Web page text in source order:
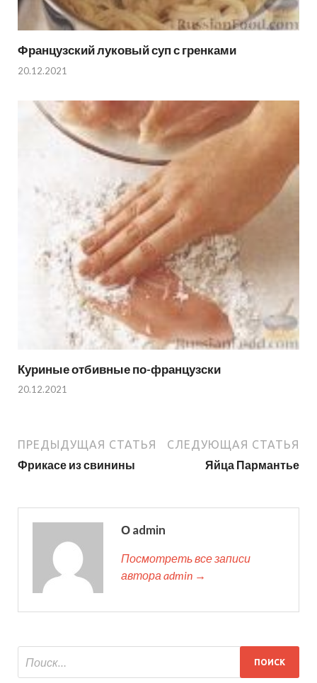
Французский луковый суп с гренками
20.12.2021
Куриные отбивные по-французски
20.12.2021
ПРЕДЫДУЩАЯ СТАТЬЯ
Фрикасе из свинины
СЛЕДУЮЩАЯ СТАТЬЯ
Яйца Пармантье
О admin
Посмотреть все записи
автора admin →